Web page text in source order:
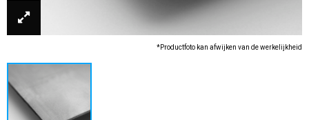
*Productfoto kan afwijken van de werkelijkheid